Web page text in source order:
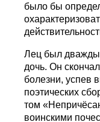
было бы
Лец был дважды
дочь. Он
болезни, успев
поэтических
том
воинскими